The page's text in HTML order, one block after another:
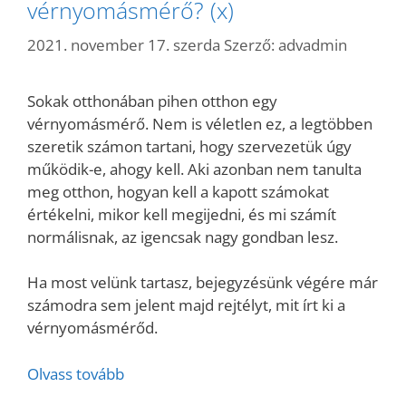
vérnyomásmérő? (x)
2021. november 17. szerda Szerző: advadmin
Sokak otthonában pihen otthon egy
vérnyomásmérő. Nem is véletlen ez, a legtöbben
szeretik számon tartani, hogy szervezetük úgy
működik-e, ahogy kell. Aki azonban nem tanulta
meg otthon, hogyan kell a kapott számokat
értékelni, mikor kell megijedni, és mi számít
normálisnak, az igencsak nagy gondban lesz.
Ha most velünk tartasz, bejegyzésünk végére már
számodra sem jelent majd rejtélyt, mit írt ki a
vérnyomásmérőd.
Olvass tovább